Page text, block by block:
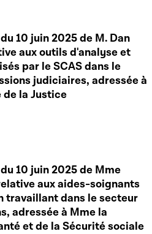
cette séquence
par Mme Taina
au Gouvernement
cette séquence
10 juin 2025 de M. Dan
aux outils d'analyse et
par le SCAS dans le
judiciaires, adressée à
la Justice
10 juin 2025 de Mme
aux aides-soignants
travaillant dans le secteur
adressée à Mme la
et de la Sécurité sociale